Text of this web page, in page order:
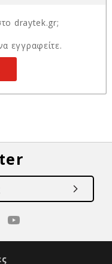
draytek.gr;
εγγραφείτε.